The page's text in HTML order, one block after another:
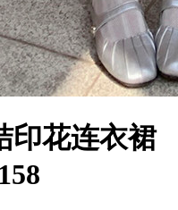
印花连衣裙